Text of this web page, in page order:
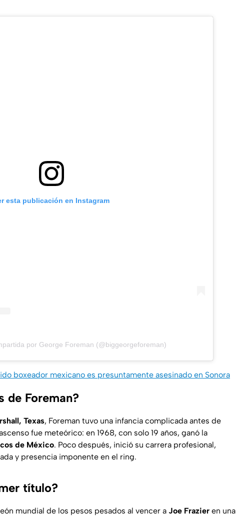
esta publicación en Instagram
por George Foreman (@biggeorgeforeman)
boxeador mexicano es presuntamente asesinado en Sonora
de Foreman?
Texas, Foreman tuvo una infancia complicada antes de
fue meteórico: en 1968, con solo 19 años, ganó la
de México. Poco después, inició su carrera profesional,
y presencia imponente en el ring.
título?
mundial de los pesos pesados al vencer a Joe Frazier en una